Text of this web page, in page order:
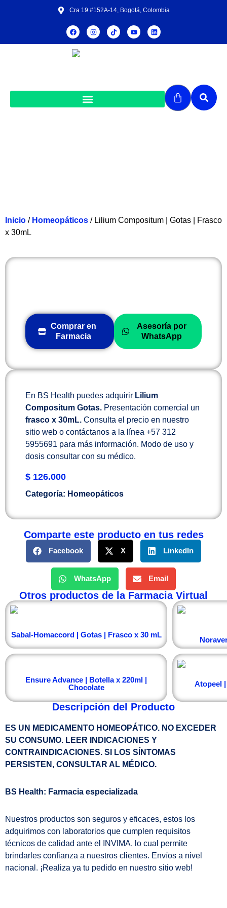
Cra 19 #152A-14, Bogotá, Colombia
Inicio / Homeopáticos / Lilium Compositum | Gotas | Frasco
x 30mL
Comprar en
Farmacia
Asesoría por
WhatsApp
En BS Health puedes adquirir Lilium
Compositum Gotas. Presentación comercial un
frasco x 30mL. Consulta el precio en nuestro
sitio web o contáctanos a la línea +57 312
5955691 para más información. Modo de uso y
dosis consultar con su médico.
$ 126.000
Categoría: Homeopáticos
Comparte este producto en tus redes
Facebook X LinkedIn
WhatsApp Email
Otros productos de la Farmacia Virtual
Sabal-Homaccord | Gotas | Frasco x 30 mL
Ensure Advance | Botella x 220ml |
Chocolate
Atopeel
Descripción del Producto
ES UN MEDICAMENTO HOMEOPÁTICO. NO EXCEDER
SU CONSUMO. LEER INDICACIONES Y
CONTRAINDICACIONES. SI LOS SÍNTOMAS
PERSISTEN, CONSULTAR AL MÉDICO.
BS Health: Farmacia especializada
Nuestros productos son seguros y eficaces, estos los
adquirimos con laboratorios que cumplen requisitos
técnicos de calidad ante el INVIMA, lo cual permite
brindarles confianza a nuestros clientes. Envíos a nivel
nacional. ¡Realiza ya tu pedido en nuestro sitio web!